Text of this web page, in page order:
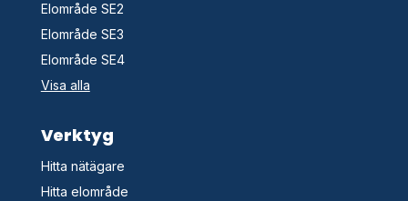
Elområde SE2
Elområde SE3
Elområde SE4
Visa alla
Verktyg
Hitta nätägare
Hitta elområde